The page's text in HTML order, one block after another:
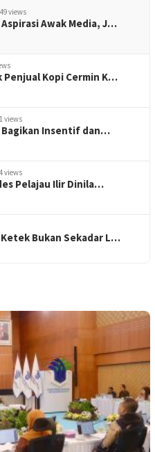
views
Awak Media, J…
Penjual Kopi Cermin K…
views
Bagikan Insentif dan…
views
Pelajau Ilir Dinila…
Bukan Sekadar L…